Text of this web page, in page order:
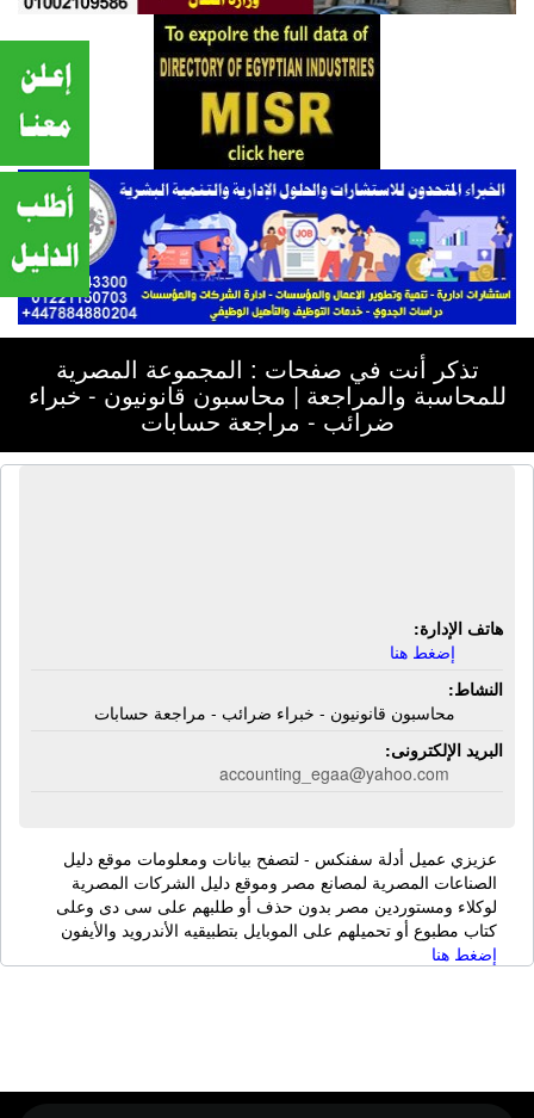
تذكر أنت في صفحات : المجموعة المصرية
للمحاسبة والمراجعة | محاسبون قانونيون - خبراء
ضرائب - مراجعة حسابات
هاتف الإدارة:
إضغط هنا
النشاط:
محاسبون قانونيون - خبراء ضرائب - مراجعة حسابات
البريد الإلكترونى:
accounting_egaa@yahoo.com
عزيزي عميل أدلة سفنكس - لتصفح بيانات ومعلومات موقع دليل
الصناعات المصرية لمصانع مصر وموقع دليل الشركات المصرية
لوكلاء ومستوردين مصر بدون حذف أو طلبهم على سى دى وعلى
كتاب مطبوع أو تحميلهم على الموبايل بتطبيقيه الأندرويد والأيفون
إضغط هنا